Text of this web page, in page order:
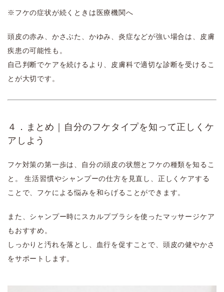
※フケの症状が続くときは医療機関へ
頭皮の赤み、かさぶた、かゆみ、炎症などが強い場合は、皮膚
疾患の可能性も。
自己判断でケアを続けるより、皮膚科で適切な診断を受けるこ
とが大切です。
４．まとめ｜自分のフケタイプを知って正しくケ
アしよう
フケ対策の第一歩は、自分の頭皮の状態とフケの種類を知るこ
と。 生活習慣やシャンプーの仕方を見直し、正しくケアする
ことで、フケによる悩みを和らげることができます。
また、シャンプー時にスカルプブラシを使ったマッサージケア
もおすすめ。
しっかりと汚れを落とし、血行を促すことで、頭皮の健やかさ
をサポートします。